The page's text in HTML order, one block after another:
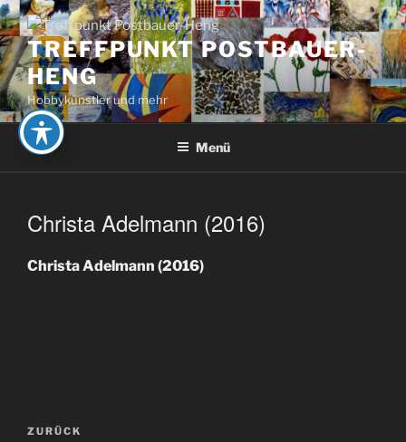
Zum
Inhalt
springenTREFFPUNKT POSTBAUER-
HENG
Hobbykünstler und mehr
Menü
Christa Adelmann (2016)
Christa Adelmann (2016)
Beitragsnavigation
Vorheriger
ZURÜCK